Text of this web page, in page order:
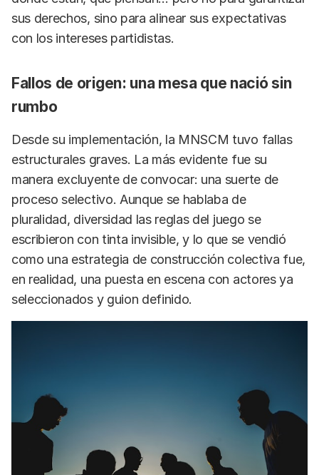
sus derechos, sino para alinear sus expectativas
con los intereses partidistas.
Fallos de origen: una mesa que nació sin
rumbo
Desde su implementación, la MNSCM tuvo fallas
estructurales graves. La más evidente fue su
manera excluyente de convocar: una suerte de
proceso selectivo. Aunque se hablaba de
pluralidad, diversidad las reglas del juego se
escribieron con tinta invisible, y lo que se vendió
como una estrategia de construcción colectiva fue,
en realidad, una puesta en escena con actores ya
seleccionados y guion definido.